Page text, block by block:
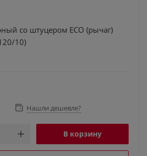
со штуцером ECO (рычаг)
10)
Нашли дешевле?
В корзину